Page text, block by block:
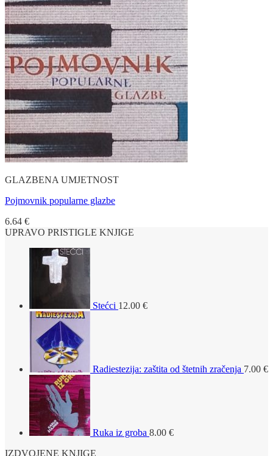
GLAZBENA UMJETNOST
Pojmovnik popularne glazbe
6.64 €
UPRAVO PRISTIGLE KNJIGE
Stećci 12.00 €
Radiestezija: zaštita od štetnih zračenja 7.00 €
Ruka iz groba 8.00 €
IZDVOJENE KNJIGE